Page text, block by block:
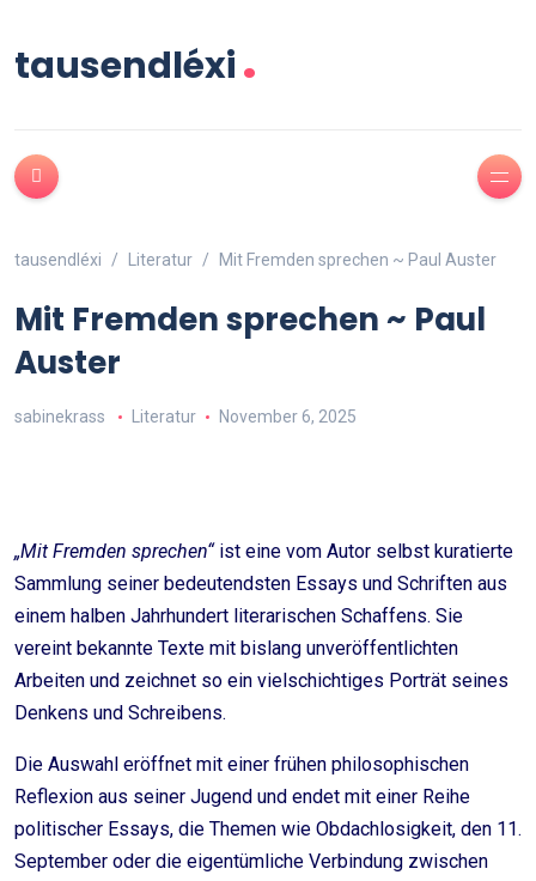
tausendléxi.
tausendléxi Literatur Mit Fremden sprechen ~ Paul Auster
Mit Fremden sprechen ~ Paul
Auster
sabinekrass Literatur November 6, 2025
„Mit Fremden sprechen“ist eine vom Autor selbst kuratierte
Sammlung seiner bedeutendsten Essays und Schriften aus
einem halben Jahrhundert literarischen Schaffens. Sie
vereint bekannte Texte mit bislang unveröffentlichten
Arbeiten und zeichnet so ein vielschichtiges Porträt seines
Denkens und Schreibens.
Die Auswahl eröffnet mit einer frühen philosophischen
Reflexion aus seiner Jugend und endet mit einer Reihe
politischer Essays, die Themen wie Obdachlosigkeit, den 11.
September oder die eigentümliche Verbindung zwischen